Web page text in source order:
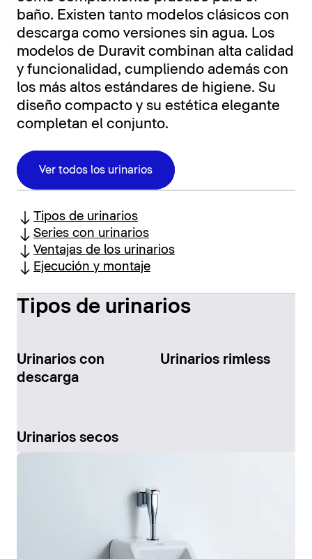
baño. Existen tanto modelos clásicos con
descarga como versiones sin agua. Los
modelos de Duravit combinan alta calidad
y funcionalidad, cumpliendo además con
los más altos estándares de higiene. Su
diseño compacto y su estética elegante
completan el conjunto.
Ver todos los urinarios
Tipos de urinarios
Series con urinarios
Ventajas de los urinarios
Ejecución y montaje
Tipos de urinarios
Urinarios con
descarga
Urinarios rimless
Urinarios secos